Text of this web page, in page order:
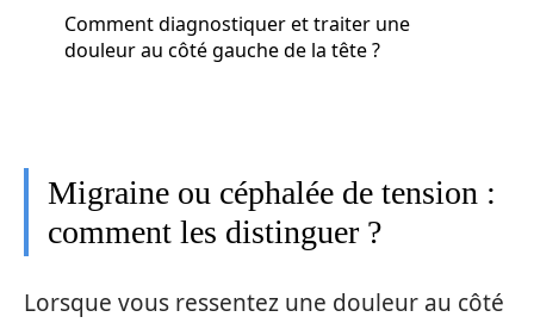
Comment diagnostiquer et traiter une
douleur au côté gauche de la tête ?
Migraine ou céphalée de tension :
comment les distinguer ?
Lorsque vous ressentez une douleur au côté